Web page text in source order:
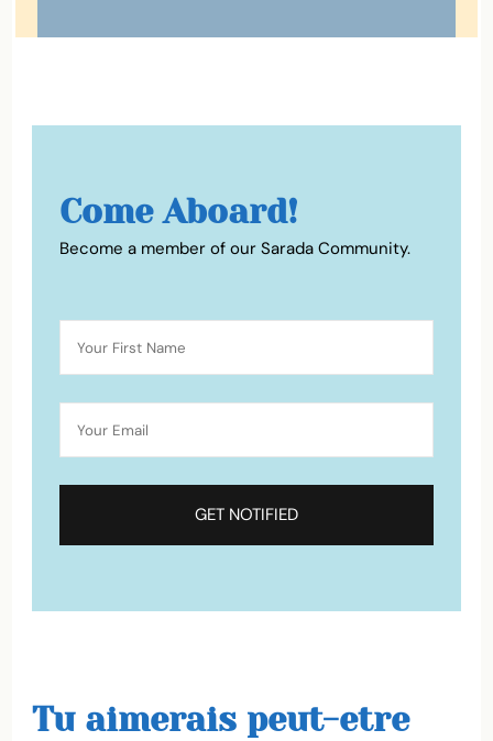
Come Aboard!
Become a member of our Sarada Community.
Tu aimerais peut-etre